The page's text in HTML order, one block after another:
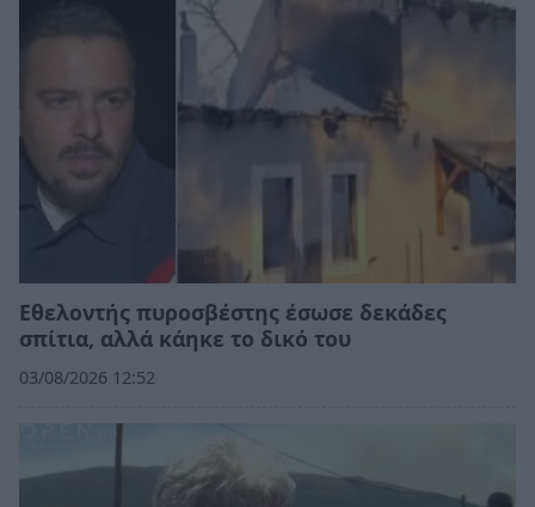
Εθελοντής πυροσβέστης έσωσε δεκάδες
σπίτια, αλλά κάηκε το δικό του
03/08/2026 12:52